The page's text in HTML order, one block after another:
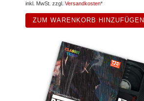
inkl. MwSt. zzgl. Versandkosten*
ZUM WARENKORB HINZUFÜGEN